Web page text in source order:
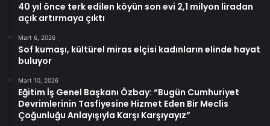
40 yıl önce terk edilen köyün son evi 2,1 milyon liradan
açık artırmaya çıktı
Mart 6, 2026
Sof kumaşı, kültürel miras elçisi kadınların elinde hayat
buluyor
Mart 10, 2026
Eğitim İş Genel Başkanı Özbay: “Bugün Cumhuriyet
Devrimlerinin Tasfiyesine Hizmet Eden Bir Meclis
Çoğunluğu Anlayışıyla Karşı Karşıyayız”